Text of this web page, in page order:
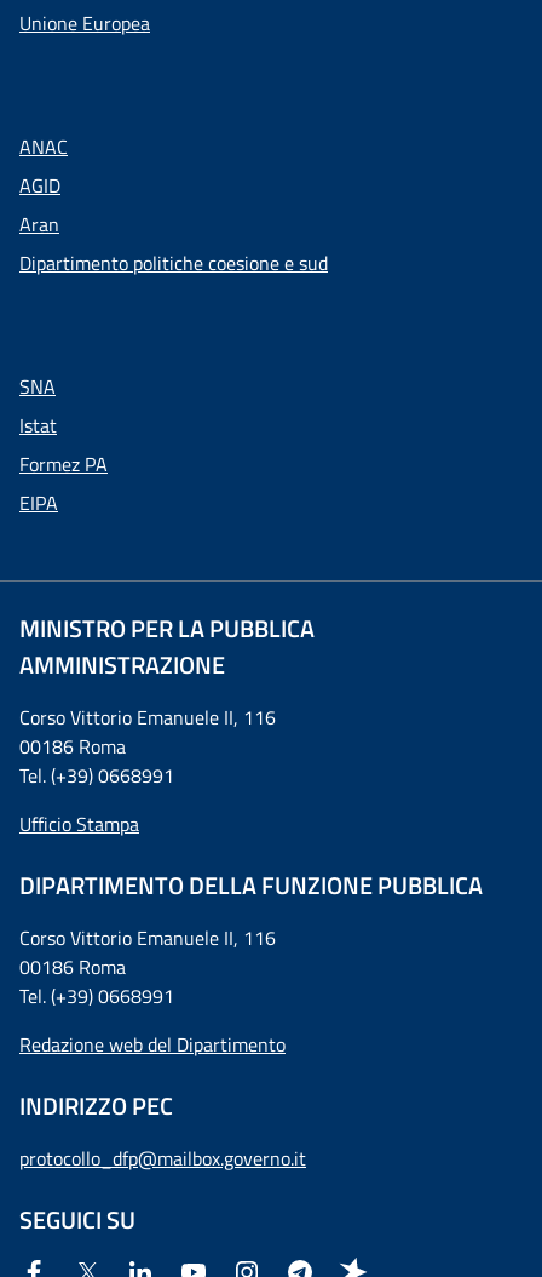
Unione Europea
ANAC
AGID
Aran
Dipartimento politiche coesione e sud
SNA
Istat
Formez PA
EIPA
MINISTRO PER LA PUBBLICA
AMMINISTRAZIONE
Corso Vittorio Emanuele II, 116
00186 Roma
Tel. (+39) 0668991
Ufficio Stampa
DIPARTIMENTO DELLA FUNZIONE PUBBLICA
Corso Vittorio Emanuele II, 116
00186 Roma
Tel. (+39) 0668991
Redazione web del Dipartimento
INDIRIZZO PEC
protocollo_dfp@mailbox.governo.it
SEGUICI SU